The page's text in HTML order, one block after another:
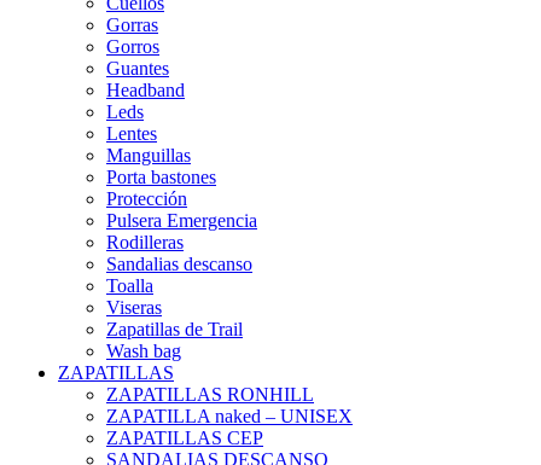
Gorras
Gorros
Guantes
Headband
Leds
Lentes
Manguillas
Porta bastones
Protección
Pulsera Emergencia
Rodilleras
Sandalias descanso
Toalla
Viseras
Zapatillas de Trail
Wash bag
ZAPATILLAS
ZAPATILLAS RONHILL
ZAPATILLA naked – UNISEX
ZAPATILLAS CEP
SANDALIAS DESCANSO